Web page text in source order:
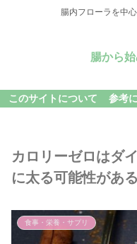
腸内フローラを中
腸から
このサイトについて 参考
カロリーゼロはダ
に太る可能性があ
食事・栄養・サプリ